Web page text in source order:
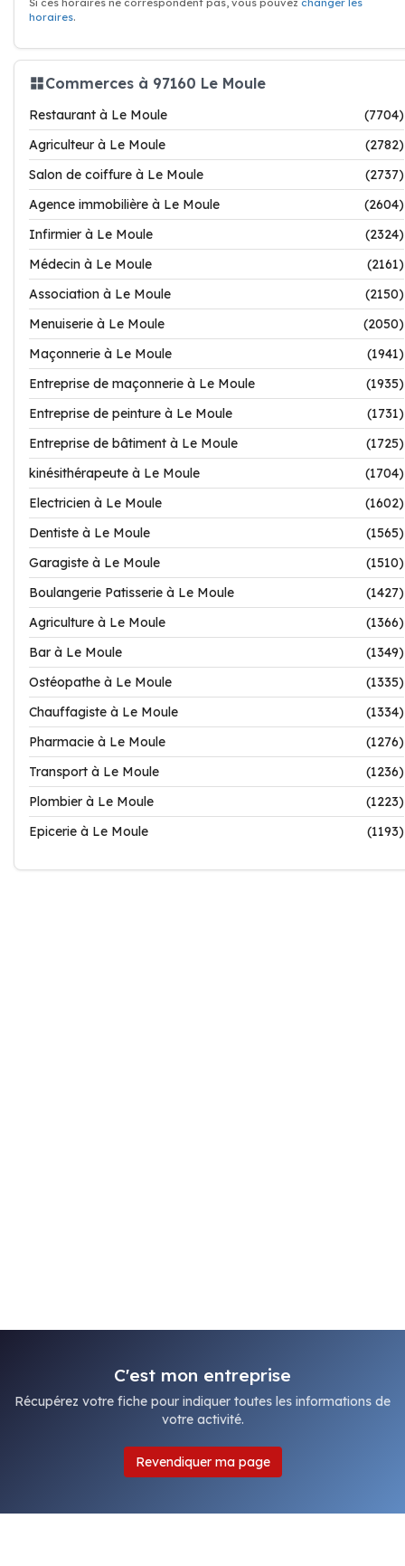
Si ces horaires ne correspondent pas, vous pouvez changer les
horaires.
Commerces à 97160 Le Moule
Restaurant à Le Moule
(7704)
Agriculteur à Le Moule
(2782)
Salon de coiffure à Le Moule
(2737)
Agence immobilière à Le Moule
(2604)
Infirmier à Le Moule
(2324)
Médecin à Le Moule
(2161)
Association à Le Moule
(2150)
Menuiserie à Le Moule
(2050)
Maçonnerie à Le Moule
(1941)
Entreprise de maçonnerie à Le Moule
(1935)
Entreprise de peinture à Le Moule
(1731)
Entreprise de bâtiment à Le Moule
(1725)
kinésithérapeute à Le Moule
(1704)
Electricien à Le Moule
(1602)
Dentiste à Le Moule
(1565)
Garagiste à Le Moule
(1510)
Boulangerie Patisserie à Le Moule
(1427)
Agriculture à Le Moule
(1366)
Bar à Le Moule
(1349)
Ostéopathe à Le Moule
(1335)
Chauffagiste à Le Moule
(1334)
Pharmacie à Le Moule
(1276)
Transport à Le Moule
(1236)
Plombier à Le Moule
(1223)
Epicerie à Le Moule
(1193)
C'est mon entreprise
Récupérez votre fiche pour indiquer toutes les informations de
votre activité.
Revendiquer ma page